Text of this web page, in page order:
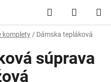
Hľadať
KOŠÍK
komplety / Dámska tepláková
súprava